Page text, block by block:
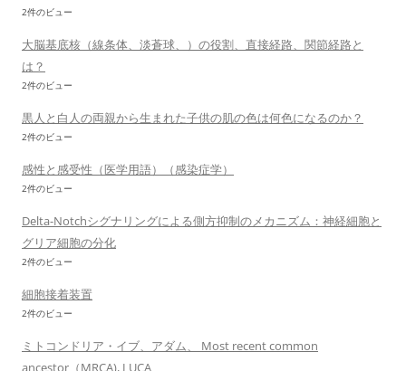
2件のビュー
大脳基底核（線条体、淡蒼球、）の役割、直接経路、関節経路と
は？
2件のビュー
黒人と白人の両親から生まれた子供の肌の色は何色になるのか？
2件のビュー
感性と感受性（医学用語）（感染症学）
2件のビュー
Delta-Notchシグナリングによる側方抑制のメカニズム：神経細胞と
グリア細胞の分化
2件のビュー
細胞接着装置
2件のビュー
ミトコンドリア・イブ、アダム、 Most recent common
ancestor（MRCA), LUCA